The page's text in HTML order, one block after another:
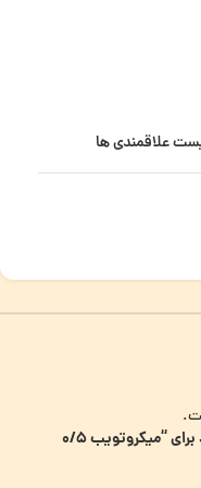
علاقمندی ها
اولین نفری باشید که دیدگاهی را ارسال می کنید برای “میکروتویب 0/5